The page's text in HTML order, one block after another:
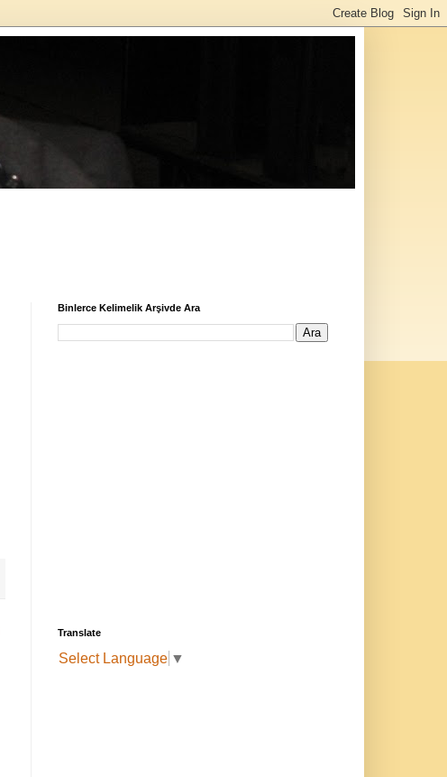
Binlerce Kelimelik Arşivde Ara
Translate
Select Language ▼